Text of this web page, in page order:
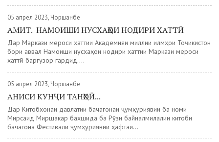
05 апрел 2023, Чоршанбе
АМИТ. НАМОИШИ НУСХАҲОИ НОДИРИ ХАТТӢ
Дар Маркази мероси хаттии Академияи миллии илмҳои Тоҷикистон
бори аввал Намоиши нусхаҳои нодири хаттии Маркази мероси
хаттӣ баргузор гардид....
05 апрел 2023, Чоршанбе
АНИСИ КУНҶИ ТАНҲОӢ...
Дар Китобхонаи давлатии бачагонаи ҷумҳуриявии ба номи
Мирсаид Миршакар бахшида ба Рӯзи байналмилалии китоби
бачагона Фестивали ҷумҳуриявии ҳафтаи...